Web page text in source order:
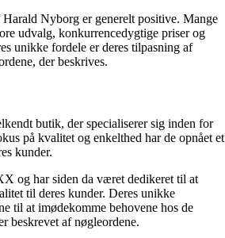
Harald Nyborg er generelt positive. Mange
udvalg, konkurrencedygtige priser og
unikke fordele er deres tilpasning af
der beskrives.
butik, der specialiserer sig inden for
på kvalitet og enkelthed har de opnået et
kunder.
og har siden da været dedikeret til at
til deres kunder. Deres unikke
til at imødekomme behovene hos de
beskrevet af nøgleordene.